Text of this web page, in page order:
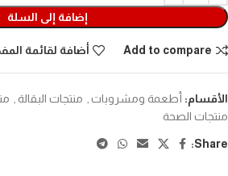
إضافة إلى السلة
Add to compare أضافة لقائمة
الأقسام: أطعمة ومشروبات منتجات البقالة
منتجات الصحة
Share: